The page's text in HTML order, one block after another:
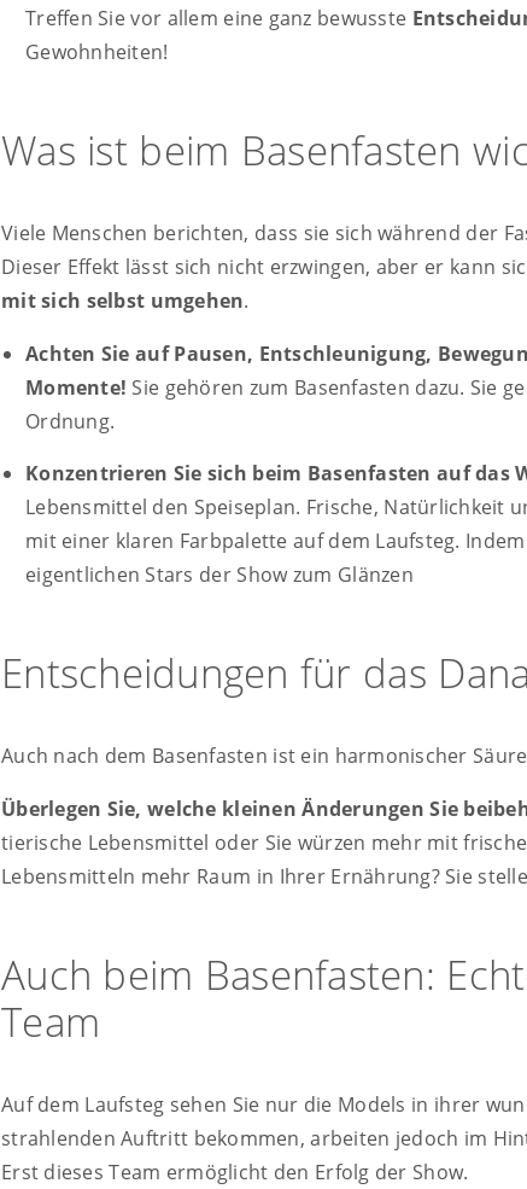
Treffen Sie vor allem eine ganz bewusste
Gewohnheiten!
Was ist beim Basenfasten
Viele Menschen berichten, dass sie sich während der
Dieser Effekt lässt sich nicht erzwingen, aber er kann
mit sich selbst umgehen.
Achten Sie auf Pausen, Entschleunigung,
Momente! Sie gehören zum Basenfasten dazu. Sie
Ordnung.
Konzentrieren Sie sich beim Basenfasten auf das
Lebensmittel den Speiseplan. Frische, Natürlichkeit
mit einer klaren Farbpalette auf dem Laufsteg.
eigentlichen Stars der Show zum Glänzen
Entscheidungen für das
Auch nach dem Basenfasten ist ein harmonischer
Überlegen Sie, welche kleinen Änderungen Sie
tierische Lebensmittel oder Sie würzen mehr mit
Lebensmitteln mehr Raum in Ihrer Ernährung? Sie
Auch beim Basenfasten:
Team
Auf dem Laufsteg sehen Sie nur die Models in ihrer
strahlenden Auftritt bekommen, arbeiten jedoch im
Erst dieses Team ermöglicht den Erfolg der Show.